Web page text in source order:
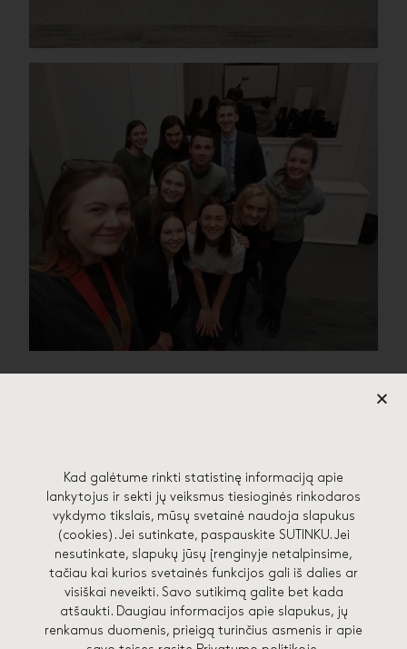
57 EDGES STUDIJA
Lydos g. 4-71, 01133 Vilnius
hello@57edges.com
+370 682 41748
Kad galėtume rinkti statistinę informaciją apie
lankytojus ir sekti jų veiksmus tiesioginės rinkodaros
vykdymo tikslais, mūsų svetainė naudoja slapukus
(cookies). Jei sutinkate, paspauskite SUTINKU. Jei
nesutinkate, slapukų jūsų įrenginyje netalpinsime,
tačiau kai kurios svetainės funkcijos gali iš dalies ar
visiškai neveikti. Savo sutikimą galite bet kada
atšaukti. Daugiau informacijos apie slapukus, jų
renkamus duomenis, prieigą turinčius asmenis ir apie